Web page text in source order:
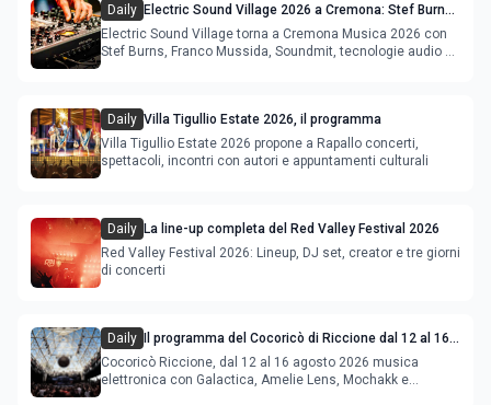
Daily Electric Sound Village 2026 a Cremona: Stef Burns,
Soundmit e Young Band Contest, il programma
Electric Sound Village torna a Cremona Musica 2026 con
Stef Burns, Franco Mussida, Soundmit, tecnologie audio e
Daily Villa Tigullio Estate 2026, il programma
Villa Tigullio Estate 2026 propone a Rapallo concerti,
spettacoli, incontri con autori e appuntamenti culturali
Daily La line-up completa del Red Valley Festival 2026
Red Valley Festival 2026: Lineup, DJ set, creator e tre giorni
di concerti
Daily Il programma del Cocoricò di Riccione dal 12 al 16
agosto 2026
Cocoricò Riccione, dal 12 al 16 agosto 2026 musica
elettronica con Galactica, Amelie Lens, Mochakk e